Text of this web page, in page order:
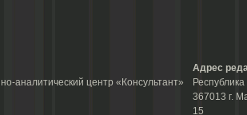
аналитический центр «Консультант»
Адрес
367013 г.
15